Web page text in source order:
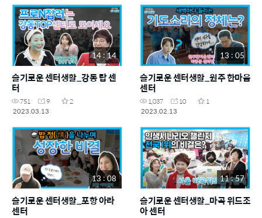
14 : 14
슬기로운 센터생활_강동 탑 센
터
751 9
2
2023.03.13
13 : 05
슬기로운 센터생활_원주 한마음
센터
1,037 10
1
2023.02.13
13 : 08
슬기로운 센터생활_포항 아라
센터
11 : 57
슬기로운 센터생활_마곡 위드조
아 센터